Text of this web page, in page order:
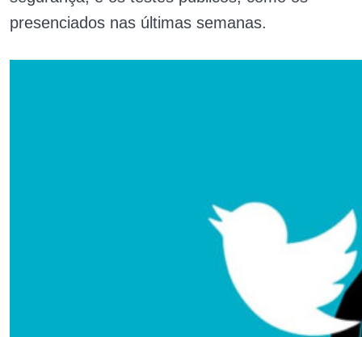
presenciados nas últimas semanas.